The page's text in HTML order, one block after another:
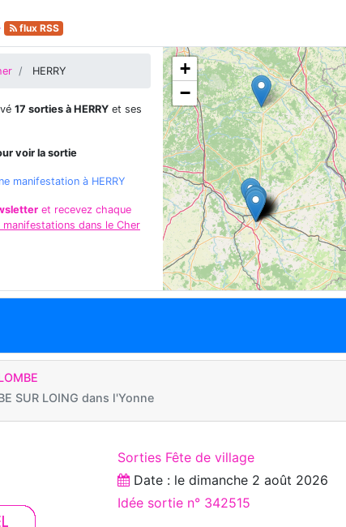
flux RSS
HERRY
17 sorties à HERRY et ses
voir la sortie
manifestation à HERRY
et recevez chaque
dans le Cher
+
−
SUR LOING dans l'Yonne
Sorties Fête de village
Date : le dimanche 2 août 2026
Idée sortie n° 342515